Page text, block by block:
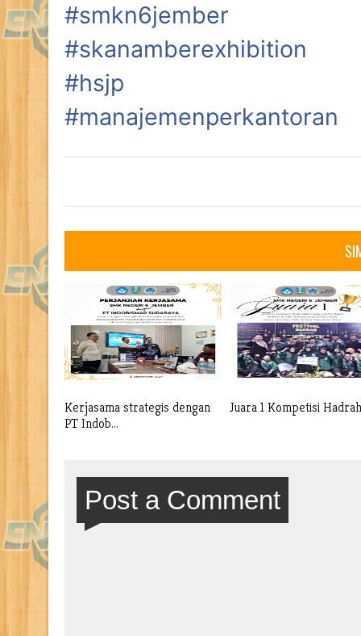
#smkn6jember
#skanamberexhibition
#hsjp
#manajemenperkantoran
Kerjasama strategis dengan
PT Indob...
Juara 1 Kompetisi Hadrah
Post a Comment